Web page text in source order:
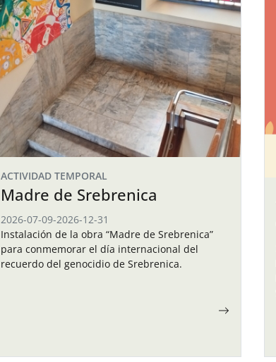
ACTIVIDAD TEMPORAL
Madre de Srebrenica
2026-07-09-2026-12-31
Instalación de la obra “Madre de Srebrenica”
para conmemorar el día internacional del
recuerdo del genocidio de Srebrenica.